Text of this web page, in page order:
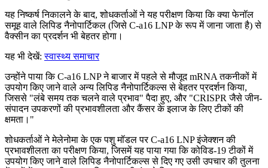
यह निष्कर्ष निकालने के बाद, शोधकर्ताओं ने यह परीक्षण किया कि क्या फेनॉल
समूह वाले लिपिड नैनोपार्टिकल (जिसे C-a16 LNP के रूप में जाना जाता है) से
वैक्सीन का प्रदर्शन भी बेहतर होगा।
यह भी देखें: स्वास्थ्य समाचार
उन्होंने पाया कि C-a16 LNP ने बाजार में पहले से मौजूद mRNA तकनीकों में
उपयोग किए जाने वाले अन्य लिपिड नैनोपार्टिकल्स से बेहतर प्रदर्शन किया,
जिससे "लंबे समय तक चलने वाले प्रभाव" पैदा हुए, और "CRISPR जैसे जीन-
संपादन उपकरणों की प्रभावशीलता और कैंसर के इलाज के लिए टीकों की
क्षमता।"
शोधकर्ताओं ने मेलेनोमा के एक पशु मॉडल पर C-a16 LNP इंजेक्शन की
प्रभावशीलता का परीक्षण किया, जिसमें यह पाया गया कि कोविड-19 टीकों में
उपयोग किए जाने वाले लिपिड नैनोपार्टिकल्स से दिए गए उसी उपचार की तुलना